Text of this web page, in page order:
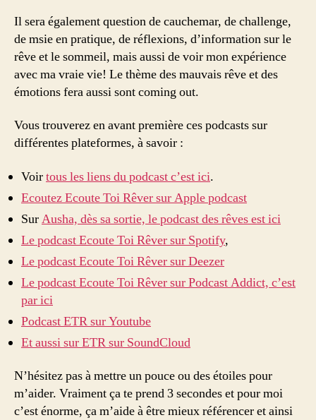
Il sera également question de cauchemar, de challenge,
de msie en pratique, de réflexions, d’information sur le
rêve et le sommeil, mais aussi de voir mon expérience
avec ma vraie vie! Le thème des mauvais rêve et des
émotions fera aussi sont coming out.
Vous trouverez en avant première ces podcasts sur
différentes plateformes, à savoir :
Voirtous les liens du podcast c’est ici.
Ecoutez Ecoute Toi Rêver sur Apple podcast
SurAusha, dès sa sortie, le podcast des rêves est ici
Le podcast Ecoute Toi Rêver sur Spotify,
Le podcast Ecoute Toi Rêver sur Deezer
Le podcast Ecoute Toi Rêver sur Podcast Addict, c’est
par ici
PodcastETRsur Youtube
Et aussi surETRsur SoundCloud
N’hésitez pas à mettre un pouce ou des étoiles pour
m’aider. Vraiment ça te prend 3 secondes et pour moi
c’est énorme, ça m’aide à être mieux référencer et ainsi